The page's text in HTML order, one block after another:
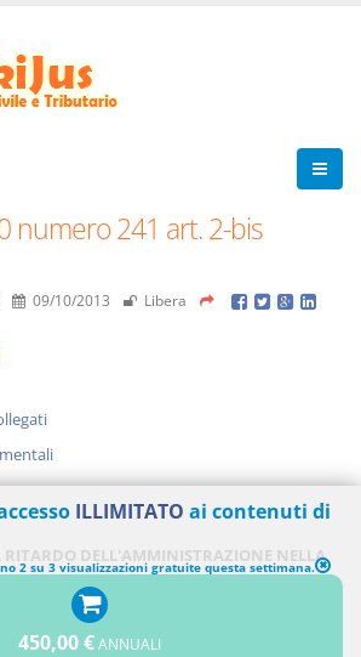
numero 241 art. 2-bis
09/10/2013 Libera
RITARDO DELL'AMMINISTRAZIONE NELLA
ILLIMITATO ai contenuti di
2 su 3 visualizzazioni gratuite questa settimana.
450,00 €ANNUALI